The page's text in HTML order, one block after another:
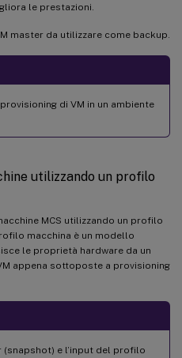
le prestazioni.
master da utilizzare come backup.
di VM in un ambiente
utilizzando un profilo
MCS utilizzando un profilo
macchina è un modello
le proprietà hardware da un
appena sottoposte a provisioning
(snapshot) e l’input del profilo